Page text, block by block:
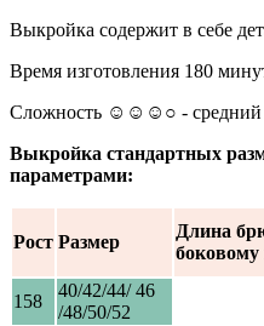
Выкройка содержит в себе
Время изготовления 180
Сложность ☺☺☺○ - средний
Выкройка стандартных
параметрами:
Рост Размер
Длина
158
40/42/44/ 46
/48/50/52